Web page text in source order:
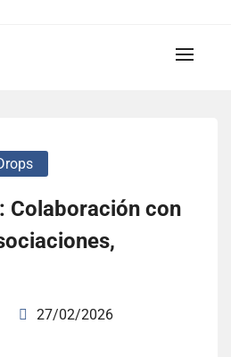
Colaboración con
27/02/2026